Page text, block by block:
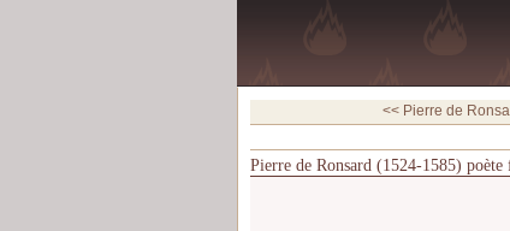
<< Pierre de
Pierre de Ronsard (1524-1585)